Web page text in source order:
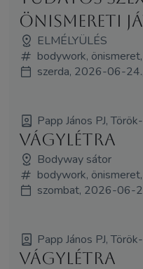
önismereti
ELMÉLYÜLÉS
bodywork,
szerda, 2026-06-
Papp János PJ,
Vágylétra
Bodyway sátor
bodywork,
szombat, 2026-06-
Papp János PJ,
Vágylétra